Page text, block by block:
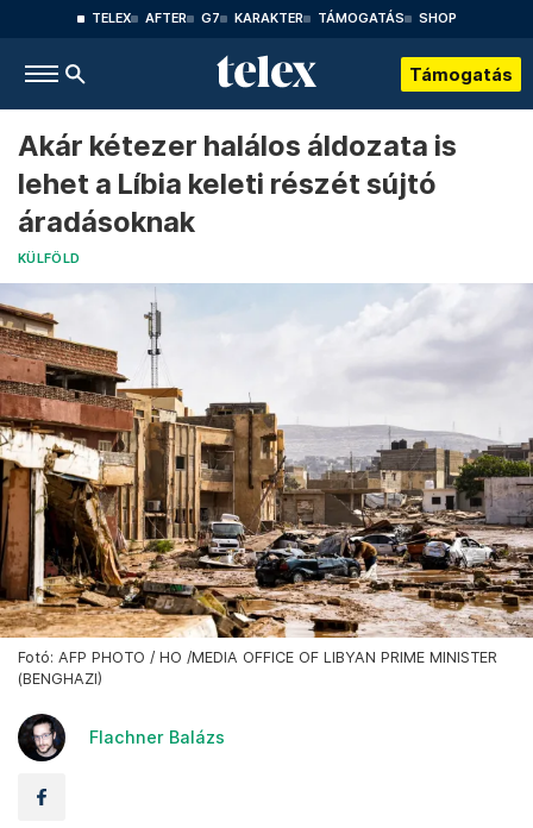
TELEX AFTER G7 KARAKTER TÁMOGATÁS SHOP
Támogatás
Akár kétezer halálos áldozata is
lehet a Líbia keleti részét sújtó
áradásoknak
KÜLFÖLD
Fotó: AFP PHOTO / HO /MEDIA OFFICE OF LIBYAN PRIME MINISTER
(BENGHAZI)
Flachner Balázs